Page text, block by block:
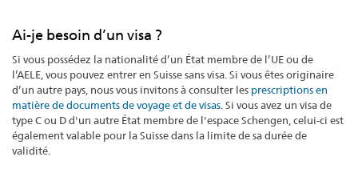
Ai-je besoin d’un visa ?
Si vous possédez la nationalité d’un État membre de l’UE ou de
l’AELE, vous pouvez entrer en Suisse sans visa. Si vous êtes originaire
d’un autre pays, nous vous invitons à consulter les prescriptions en
matière de documents de voyage et de visas . Si vous avez un visa de
type C ou D d'un autre État membre de l'espace Schengen, celui-ci est
également valable pour la Suisse dans la limite de sa durée de
validité.